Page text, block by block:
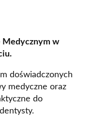
Medycznym w
doświadczonych
medyczne oraz
do